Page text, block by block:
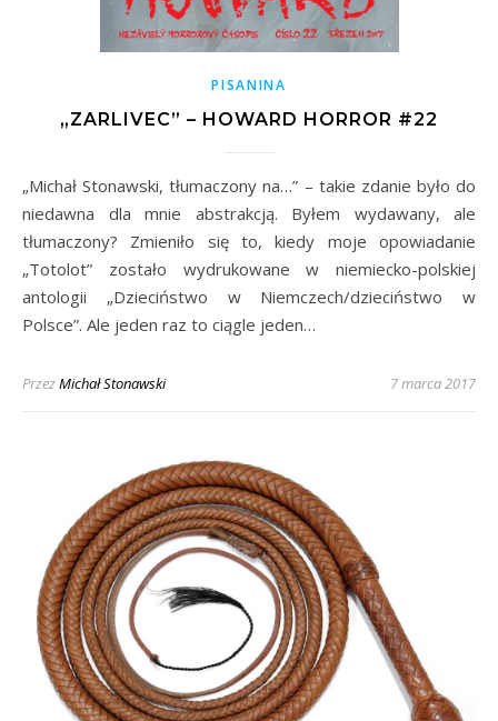
PISANINA
„ZARLIVEC” – HOWARD HORROR #22
„Michał Stonawski, tłumaczony na…” – takie zdanie było do
niedawna dla mnie abstrakcją. Byłem wydawany, ale
tłumaczony? Zmieniło się to, kiedy moje opowiadanie
„Totolot” zostało wydrukowane w niemiecko-polskiej
antologii „Dzieciństwo w Niemczech/dzieciństwo w
Polsce”. Ale jeden raz to ciągle jeden…
PrzezMichał Stonawski 7 marca 2017